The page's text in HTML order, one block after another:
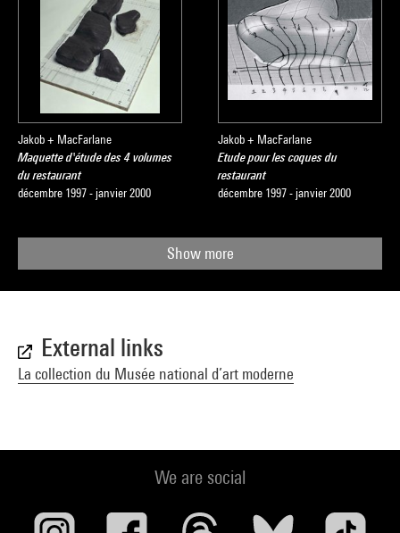
Jakob + MacFarlane
Maquette d'étude des 4 volumes
du restaurant
décembre 1997 - janvier 2000
Jakob + MacFarlane
Etude pour les coques du
restaurant
décembre 1997 - janvier 2000
Show more
External links
La collection du Musée national d’art moderne
We are social